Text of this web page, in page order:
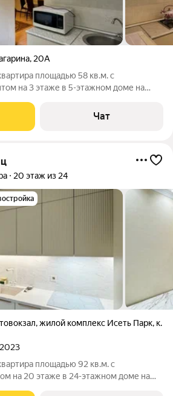
, 20А
площадью 58 кв.м. с
на 3 этаже в 5-этажном доме на
во двор. Во
Чат
20 этаж из 24
,жилой комплекс Исеть Парк, к.
2023
площадью 92 кв.м. с
на 20 этаже в 24-этажном доме на